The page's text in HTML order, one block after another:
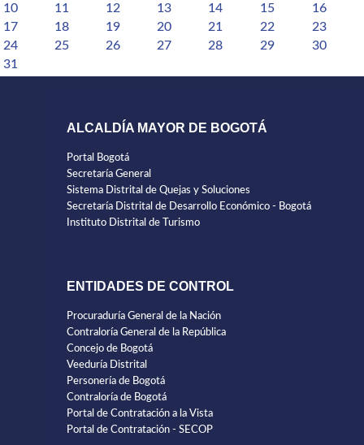
10
11 12 13 14 15
16
17
18 19 20 21 22
23
24
25 26 27 28 29
30
31
ALCALDÍA MAYOR DE BOGOTÁ
Portal Bogotá
Secretaría General
Sistema Distrital de Quejas y Soluciones
Secretaría Distrital de Desarrollo Económico - Bogotá
Instituto Distrital de Turismo
ENTIDADES DE CONTROL
Procuraduría General de la Nación
Contraloría General de la República
Concejo de Bogotá
Veeduría Distrital
Personería de Bogotá
Contraloría de Bogotá
Portal de Contratación a la Vista
Portal de Contratación - SECOP